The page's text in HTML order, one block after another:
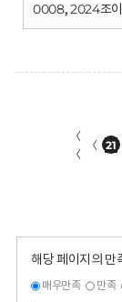
0008, 2024조
〈
〈
〈 21
해당 페이지의 만
매우만족 만족